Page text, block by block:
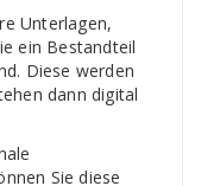
Unterlagen,
ein Bestandteil
Diese werden
dann digital
Sie diese